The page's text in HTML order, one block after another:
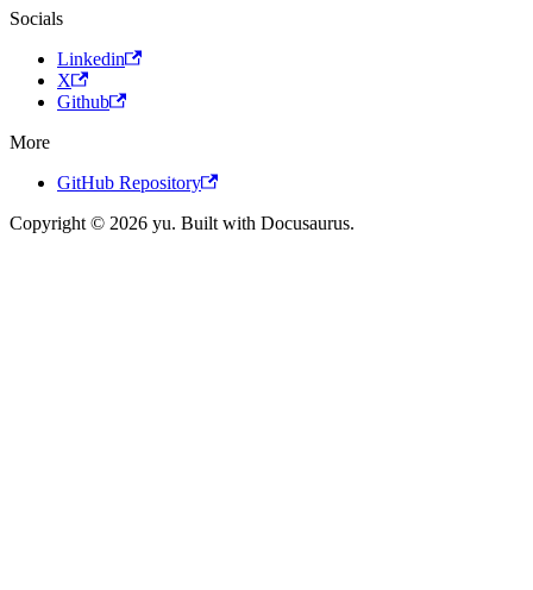
Socials
Linkedin
X
Github
More
GitHub Repository
Copyright © 2026 yu. Built with Docusaurus.